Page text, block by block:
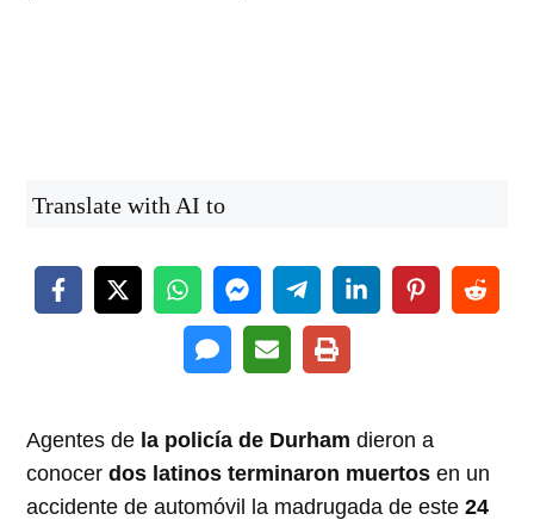
Translate with AI to
Agentes de la policía de Durham dieron a
conocerdos latinos terminaron muertos en un
accidente de automóvil la madrugada de este24